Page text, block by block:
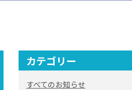
カテゴリー
すべてのお知らせ